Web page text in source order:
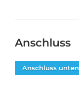
Anschluss
Anschluss unten